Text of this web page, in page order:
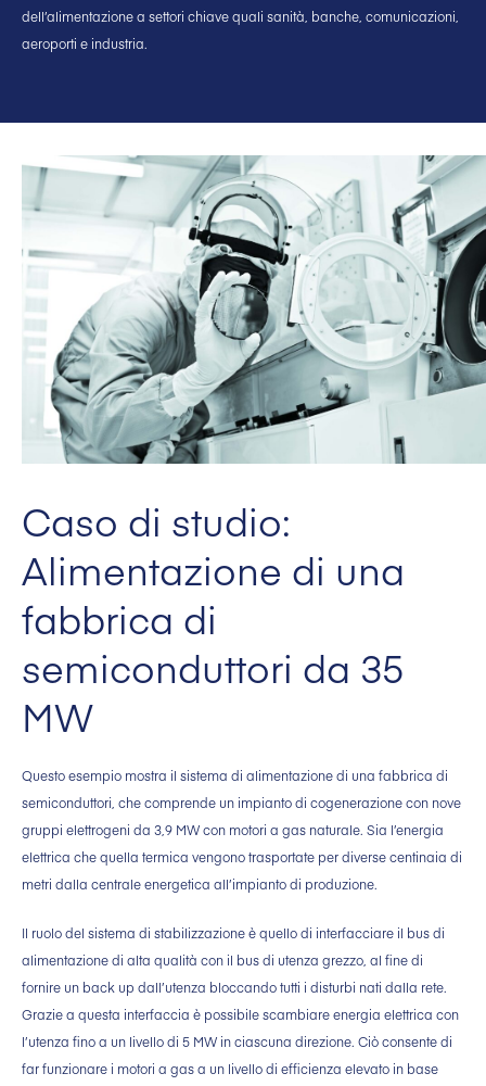
dell’alimentazione a settori chiave quali sanità, banche, comunicazioni,
aeroporti e industria.
Caso di studio:
Alimentazione di una
fabbrica di
semiconduttori da 35
MW
Questo esempio mostra il sistema di alimentazione di una fabbrica di
semiconduttori, che comprende un impianto di cogenerazione con nove
gruppi elettrogeni da 3,9 MW con motori a gas naturale. Sia l’energia
elettrica che quella termica vengono trasportate per diverse centinaia di
metri dalla centrale energetica all’impianto di produzione.
Il ruolo del sistema di stabilizzazione è quello di interfacciare il bus di
alimentazione di alta qualità con il bus di utenza grezzo, al fine di
fornire un back up dall’utenza bloccando tutti i disturbi nati dalla rete.
Grazie a questa interfaccia è possibile scambiare energia elettrica con
l’utenza fino a un livello di 5 MW in ciascuna direzione. Ciò consente di
far funzionare i motori a gas a un livello di efficienza elevato in base